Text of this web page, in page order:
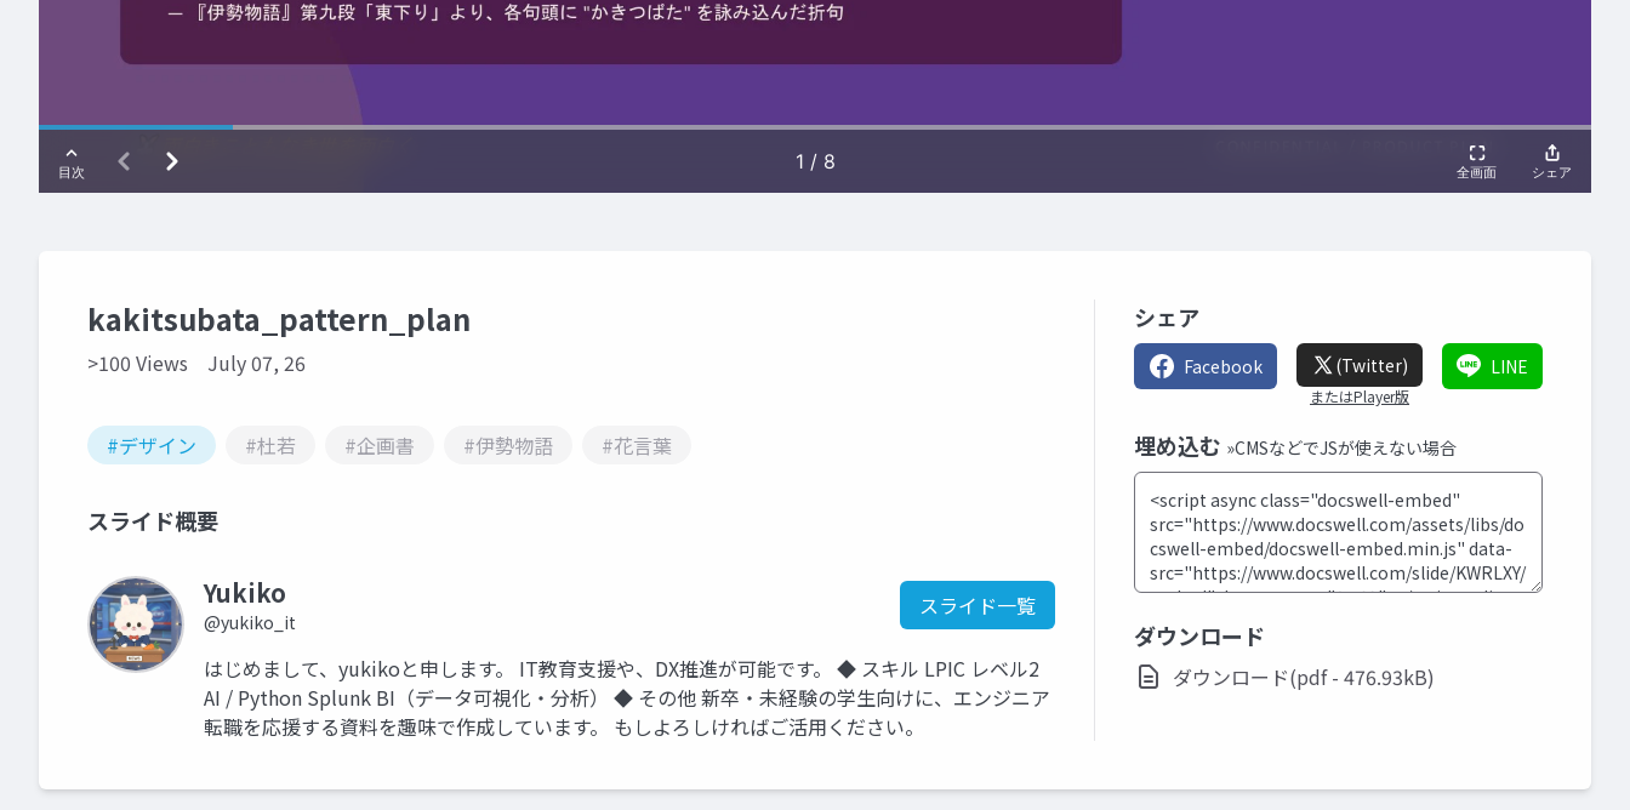
kakitsubata_pattern_plan
>100 Views July 07, 26
#デザイン #杜若 #企画書 #伊勢物語 #花言葉
スライド概要
Yukiko
@yukiko_it
スライド一覧
はじめまして、yukikoと申します。 IT教育支援や、DX推進が可能です。 ◆ スキル LPIC レベル2
AI / Python Splunk BI（データ可視化・分析） ◆ その他 新卒・未経験の学生向けに、エンジニア
転職を応援する資料を趣味で作成しています。 もしよろしければご活用ください。
シェア
Facebook (Twitter)
またはPlayer版
LINE
埋め込む »CMSなどでJSが使えない場合
ダウンロード
ダウンロード(pdf - 476.93kB)